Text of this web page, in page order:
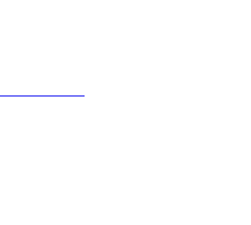
600 544 445